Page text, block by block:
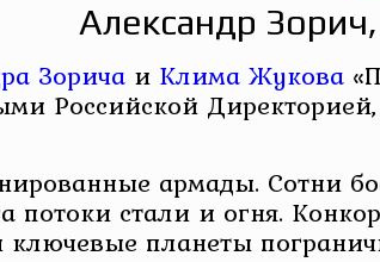
Александр
Зоричаи Клима Жукова
Российской
армады. Сотни
потоки стали и огня.
ключевые планеты